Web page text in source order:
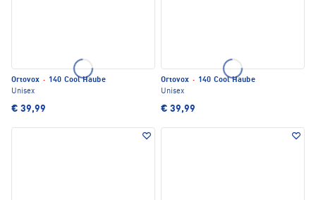
Ortovox · 140 Cool Haube
Unisex
€ 39,99
Ortovox · 140 Cool Haube
Unisex
€ 39,99